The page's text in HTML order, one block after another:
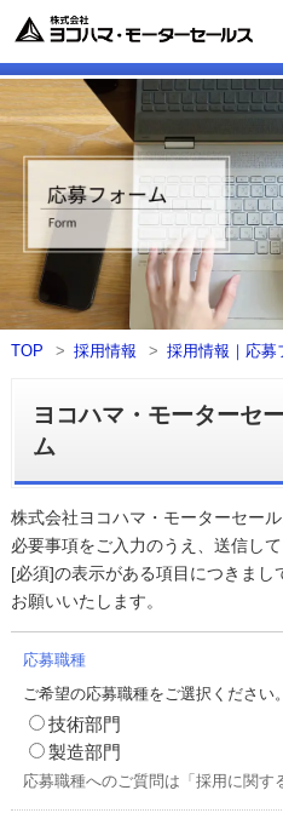
TOP 採用情報 採用情報｜応募
ヨコハマ・モーターセ
ム
株式会社ヨコハマ・モーターセー
必要事項をご入力のうえ、送信して
[必須]の表示がある項目につきまし
お願いいたします。
応募職種
ご希望の応募職種をご選択ください。
技術部門
製造部門
応募職種へのご質問は「採用に関す